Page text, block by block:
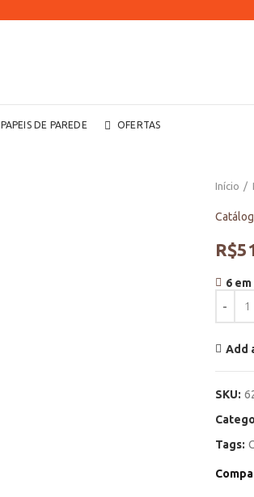
PAPEIS DE PAREDE OFERTAS
Início
R$
6
Add
SKU:
Tags: